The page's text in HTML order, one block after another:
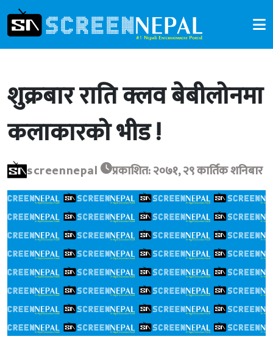
शुक्रबार राति क्लव बेबीलोनमा
कलाकारको भीड !
screennepal प्रकाशित: २०७१, २९ कार्तिक शनिबार